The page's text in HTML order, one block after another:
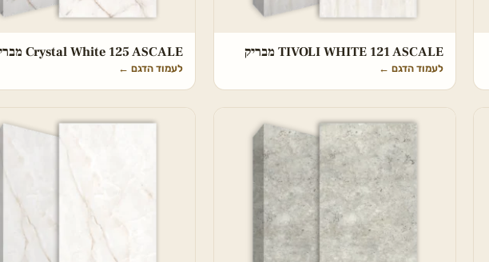
TIVOLI WHITE 121 ASCALE מבריק
לעמוד הדגם ←
Crystal White 125 ASCALE מבריק
לעמוד הדגם ←